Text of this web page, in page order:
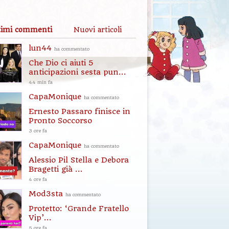
commenti Nuovi articoli
lun44 ha commentato
Che Dio ci aiuti 5
anticipazioni sesta pun...
44 min fa
CapaMonique ha commentato
Ernesto Passaro finisce in
Pronto Soccorso
3 ore fa
CapaMonique ha commentato
Alessio Pil Stella e Debora
Bragetti già ...
4 ore fa
Mod3sta ha commentato
Protetto: ‘Grande Fratello
Vip’...
5 ore fa